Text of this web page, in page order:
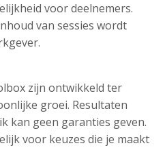
voor deelnemers.
van sessies wordt
zijn ontwikkeld ter
groei. Resultaten
kan geen garanties geven.
voor keuzes die je maakt